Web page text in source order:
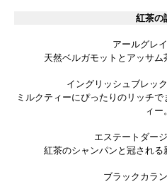
紅茶の
アールグレ
天然ベルガモットとアッサム
イングリッシュブレッ
ミルクティーにぴったりのリッチ
ィー。
エステートダー
紅茶のシャンパンと冠される
ブラックカラ